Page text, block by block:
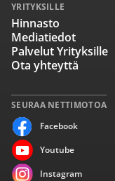
SEURAA NETTIMOTOA
Facebook
Youtube
Instagram
YRITYKSILLE
Hinnasto
Mediatiedot
Palvelut Yrityksille
Ota yhteyttä